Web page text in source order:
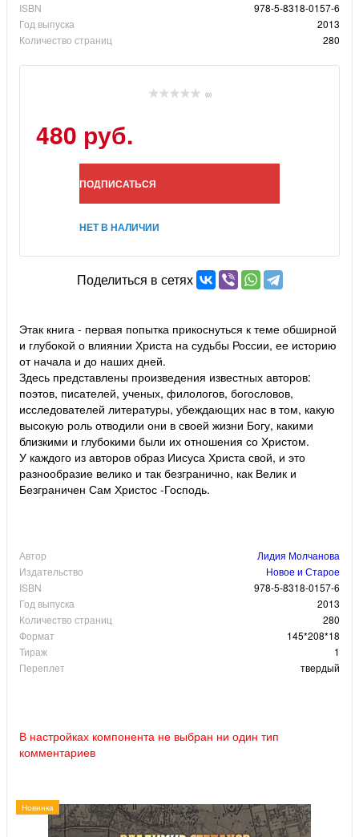
ISBN
978-5-8318-0157-6
Год выпуска
2013
Количество страниц
280
(0)
480 руб.
ПОДПИСАТЬСЯ
НЕТ В НАЛИЧИИ
Поделиться в сетях
Этак книга - первая попытка прикоснуться к теме обширной
и глубокой о влиянии Христа на судьбы России, ее историю
от начала и до наших дней.
Здесь представлены произведения известных авторов:
поэтов, писателей, ученых, филологов, богословов,
исследователей литературы, убеждающих нас в том, какую
высокую роль отводили они в своей жизни Богу, какими
близкими и глубокими были их отношения со Христом.
У каждого из авторов образ Иисуса Христа свой, и это
разнообразие велико и так безгранично, как Велик и
Безграничен Сам Христос -Господь.
Автор
Лидия Молчанова
Издательство
Новое и Старое
ISBN
978-5-8318-0157-6
Год выпуска
2013
Количество страниц
280
Формат
145*208*18
Тираж
1
Переплет
твердый
В настройках компонента не выбран ни один тип
комментариев
Новинка